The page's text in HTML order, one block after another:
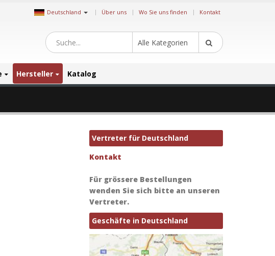
Deutschland | Über uns Wo Sie uns finden Kontakt
Alle Kategorien
Hersteller Katalog
Vertreter für Deutschland
Kontakt
Für grössere Bestellungen
wenden Sie sich bitte an unseren
Vertreter.
Geschäfte in Deutschland